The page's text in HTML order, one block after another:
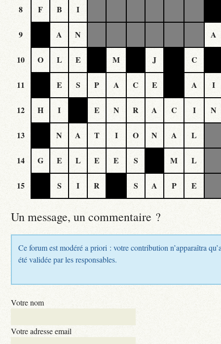
8 F B I
9 A N A
10 O L E M J C
11 E S P A C E A I
12 H I E N R A C I N
13 N A T I O N A L
14 G E L E E S M L
15 S I R S A P E
Un message, un commentaire ?
Ce forum est modéré a priori : votre contribution n’apparaîtra
été validée par les responsables.
Votre nom
Votre adresse email